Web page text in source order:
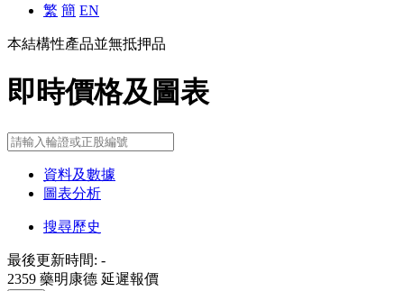
繁 簡 EN
本結構性產品並無抵押品
即時價格及圖表
資料及數據
圖表分析
搜尋歷史
最後更新時間: -
2359 藥明康德 延遲報價